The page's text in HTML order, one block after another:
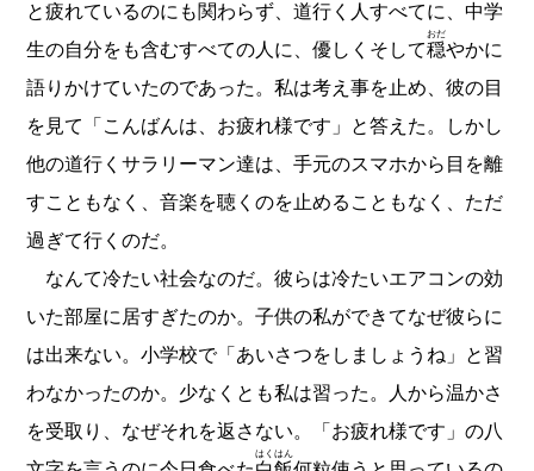
と疲れているのにも関わらず、道行く人すべてに、中学
生の自分をも含むすべての人に、優しくそして穏
おだ
やかに
語りかけていたのであった。私は考え事を止め、彼の目
を見て「こんばんは、お疲れ様です」と答えた。しかし
他の道行くサラリーマン達は、手元のスマホから目を離
すこともなく、音楽を聴くのを止めることもなく、ただ
過ぎて行くのだ。
なんて冷たい社会なのだ。彼らは冷たいエアコンの効
いた部屋に居すぎたのか。子供の私ができてなぜ彼らに
は出来ない。小学校で「あいさつをしましょうね」と習
わなかったのか。少なくとも私は習った。人から温かさ
を受取り、なぜそれを返さない。「お疲れ様です」の八
はくはん